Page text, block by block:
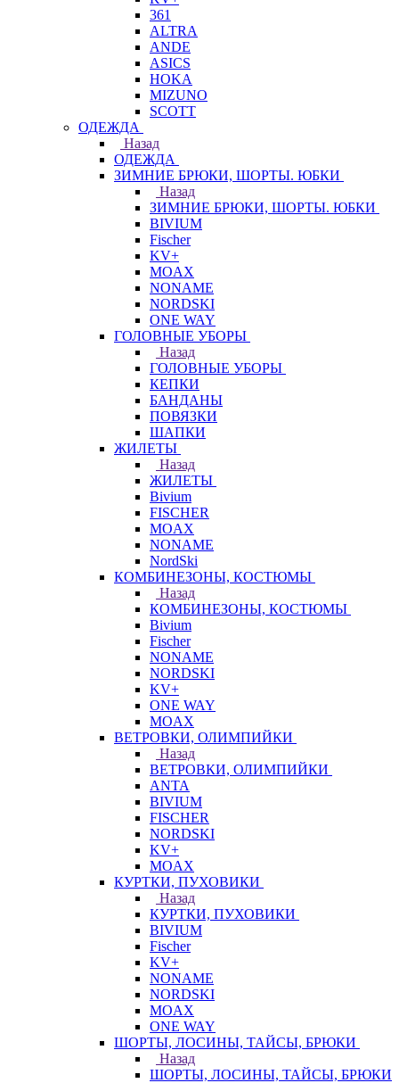
361
ALTRA
ANDE
ASICS
HOKA
MIZUNO
SCOTT
ОДЕЖДА
Назад
ОДЕЖДА
ЗИМНИЕ БРЮКИ, ШОРТЫ. ЮБКИ
Назад
ЗИМНИЕ БРЮКИ, ШОРТЫ. ЮБКИ
BIVIUM
Fischer
KV+
MOAX
NONAME
NORDSKI
ONE WAY
ГОЛОВНЫЕ УБОРЫ
Назад
ГОЛОВНЫЕ УБОРЫ
КЕПКИ
БАНДАНЫ
ПОВЯЗКИ
ШАПКИ
ЖИЛЕТЫ
Назад
ЖИЛЕТЫ
Bivium
FISCHER
MOAX
NONAME
NordSki
КОМБИНЕЗОНЫ, КОСТЮМЫ
Назад
КОМБИНЕЗОНЫ, КОСТЮМЫ
Bivium
Fischer
NONAME
NORDSKI
KV+
ONE WAY
MOAX
ВЕТРОВКИ, ОЛИМПИЙКИ
Назад
ВЕТРОВКИ, ОЛИМПИЙКИ
ANTA
BIVIUM
FISCHER
NORDSKI
KV+
MOAX
КУРТКИ, ПУХОВИКИ
Назад
КУРТКИ, ПУХОВИКИ
BIVIUM
Fischer
KV+
NONAME
NORDSKI
MOAX
ONE WAY
ШОРТЫ, ЛОСИНЫ, ТАЙСЫ, БРЮКИ
Назад
ШОРТЫ, ЛОСИНЫ, ТАЙСЫ, БРЮКИ